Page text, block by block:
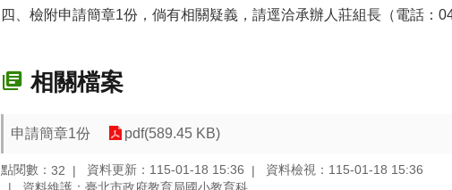
四、檢附申請簡章1份，倘有相關疑義，請逕洽承辦人莊組長（電話：
相關檔案
申請簡章1份 pdf(589.45 KB)
點閱數： 32 資料更新：115-01-18 15:36
資料檢視：115-01-18 15:36